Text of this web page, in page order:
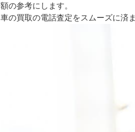
額の参考にします。
車の買取の電話査定をスムーズに済